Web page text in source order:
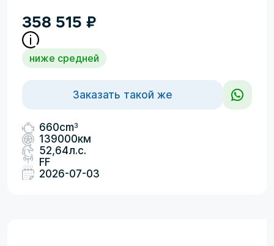
358 515 ₽
ниже средней
Заказать такой же
660cm3
139000км
52,64л.с.
FF
2026-07-03